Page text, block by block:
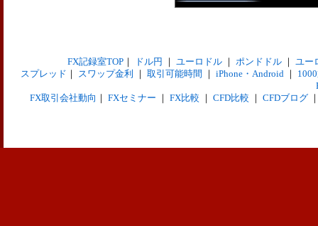
FX記録室TOP｜ ドル円 ｜ ユーロドル｜ ポンドドル｜ ユー
スプレッド ｜ スワップ金利 ｜ 取引可能時間 ｜ iPhone・Android ｜
FX取引会社動向 ｜ FXセミナー ｜ FX比較 ｜ CFD比較 ｜ CFDブログ